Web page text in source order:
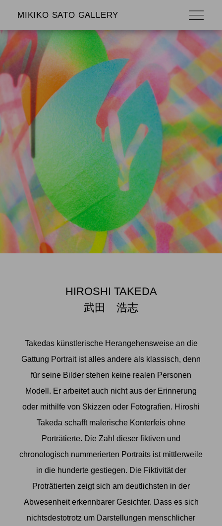
MIKIKO SATO GALLERY
HIROSHI TAKEDA
武田 浩志
Takedas künstlerische Herangehensweise an die
Gattung Portrait ist alles andere als klassisch, denn
für seine Bilder stehen keine realen Personen
Modell. Er arbeitet auch nicht aus der Erinnerung
oder mithilfe von Skizzen oder Fotografien. Hiroshi
Takeda schafft malerische Konterfeis ohne
Porträtierte. Die Zahl dieser fiktiven und
chronologisch nummerierten Portraits ist mittlerweile
in die hunderte gestiegen. Die Fiktivität der
Proträtierten zeigt sich am deutlichsten in der
Abwesenheit erkennbarer Gesichter. Dass es sich
nichtsdestotrotz um Darstellungen menschlicher